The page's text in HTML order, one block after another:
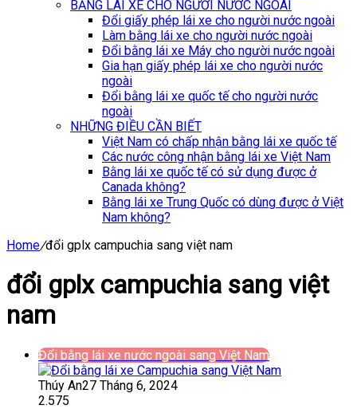
BẰNG LÁI XE CHO NGƯỜI NƯỚC NGOÀI
Đổi giấy phép lái xe cho người nước ngoài
Làm bằng lái xe cho người nước ngoài
Đổi bằng lái xe Máy cho người nước ngoài
Gia hạn giấy phép lái xe cho người nước
ngoài
Đổi bằng lái xe quốc tế cho người nước
ngoài
NHỮNG ĐIỀU CẦN BIẾT
Việt Nam có chấp nhận bằng lái xe quốc tế
Các nước công nhận bằng lái xe Việt Nam
Bằng lái xe quốc tế có sử dụng được ở
Canada không?
Bằng lái xe Trung Quốc có dùng được ở Việt
Nam không?
Home/đổi gplx campuchia sang việt nam
đổi gplx campuchia sang việt
nam
Đổi bằng lái xe nước ngoài sang Việt Nam
Thúy An27 Tháng 6, 2024
2.575